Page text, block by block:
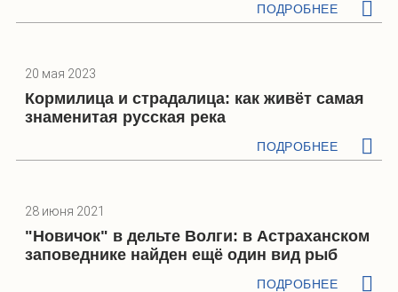
ПОДРОБНЕЕ
20 мая 2023
Кормилица и страдалица: как живёт самая
знаменитая русская река
ПОДРОБНЕЕ
28 июня 2021
"Новичок" в дельте Волги: в Астраханском
заповеднике найден ещё один вид рыб
ПОДРОБНЕЕ